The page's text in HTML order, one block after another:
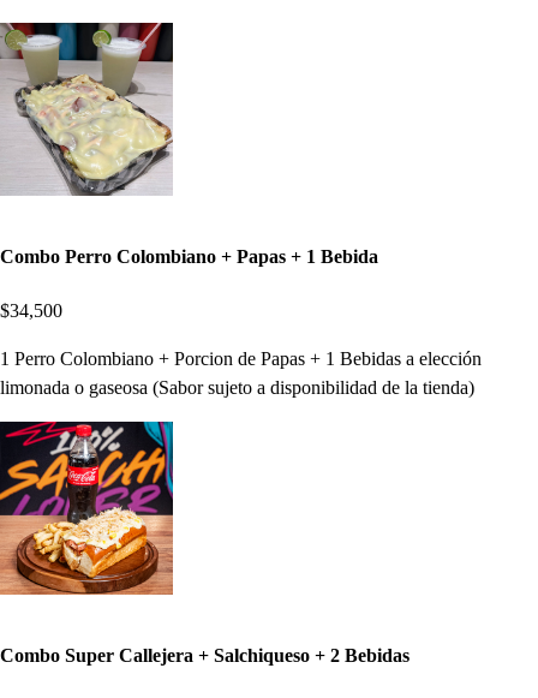
Combo Perro Colombiano + Papas + 1 Bebida
$34,500
1 Perro Colombiano + Porcion de Papas + 1 Bebidas a elección
limonada o gaseosa (Sabor sujeto a disponibilidad de la tienda)
Combo Super Callejera + Salchiqueso + 2 Bebidas